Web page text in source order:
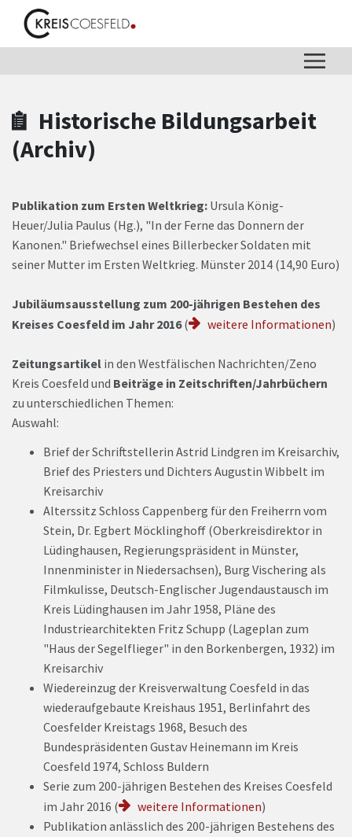
Zum Header
Zum Hauptinhalt
Zum Footer
Zum Hauptinhalt springen
Historische Bildungsarbeit
(Archiv)
Publikation zum Ersten Weltkrieg: Ursula König-
Heuer/Julia Paulus (Hg.), "In der Ferne das Donnern der
Kanonen." Briefwechsel eines Billerbecker Soldaten mit
seiner Mutter im Ersten Weltkrieg. Münster 2014 (14,90 Euro)
Jubiläumsausstellung zum 200-jährigen Bestehen des
Kreises Coesfeld im Jahr 2016( weitere Informationen)
Zeitungsartikel in den Westfälischen Nachrichten/Zeno
Kreis Coesfeld und Beiträge in Zeitschriften/Jahrbüchern
zu unterschiedlichen Themen:
Auswahl:
Brief der Schriftstellerin Astrid Lindgren im Kreisarchiv,
Brief des Priesters und Dichters Augustin Wibbelt im
Kreisarchiv
Alterssitz Schloss Cappenberg für den Freiherrn vom
Stein, Dr. Egbert Möcklinghoff (Oberkreisdirektor in
Lüdinghausen, Regierungspräsident in Münster,
Innenminister in Niedersachsen), Burg Vischering als
Filmkulisse, Deutsch-Englischer Jugendaustausch im
Kreis Lüdinghausen im Jahr 1958, Pläne des
Industriearchitekten Fritz Schupp (Lageplan zum
"Haus der Segelflieger" in den Borkenbergen, 1932) im
Kreisarchiv
Wiedereinzug der Kreisverwaltung Coesfeld in das
wiederaufgebaute Kreishaus 1951, Berlinfahrt des
Coesfelder Kreistags 1968, Besuch des
Bundespräsidenten Gustav Heinemann im Kreis
Coesfeld 1974, Schloss Buldern
Serie zum 200-jährigen Bestehen des Kreises Coesfeld
im Jahr 2016 (
weitere Informationen)
Publikation anlässlich des 200-jährigen Bestehens des